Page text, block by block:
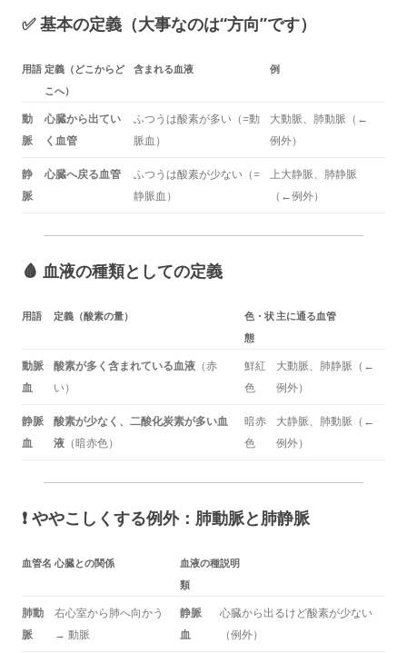
✅ 基本の定義（大事なのは“方向”です）
用語 定義（どこからど
こへ）
含まれる血液 例
動
脈
心臓から出てい
く血管
ふつうは酸素が多い（=動
脈血）
大動脈、肺動脈（←
例外）
静
脈
心臓へ戻る血管
ふつうは酸素が少ない（=
静脈血）
上大静脈、肺静脈
（←例外）
🩸 血液の種類としての定義
用語 定義（酸素の量）
色・状
態
主に通る血管
動脈
血
酸素が多く含まれている血液 （赤
い）
鮮紅
色
大動脈、肺静脈（←
例外）
静脈
血
酸素が少なく、二酸化炭素が多い血
液 （暗赤色）
暗赤
色
大静脈、肺動脈（←
例外）
❗ ややこしくする例外： 肺動脈と肺静脈
血管名 心臓との関係
血液の種
類
説明
肺動
脈
右心室から肺へ向かう
→ 動脈
静脈
血
心臓から出るけど酸素が少ない
（例外）